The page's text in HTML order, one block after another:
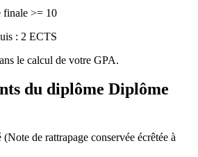
finale >= 10
: 2 ECTS
le calcul de votre GPA.
du diplôme Diplôme
de rattrapage conservée écrêtée à